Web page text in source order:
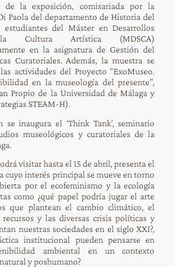
de la exposición, comisariada por la
Paola del departamento de Historia del
del Máster en Desarrollos
Cultura Artística (MDSCA)
en la asignatura de Gestión del
Curatoriales. Además, la muestra se
actividades del Proyecto “ExoMuseo.
en la museología del presente”,
Propio de la Universidad de Málaga y
STEAM-H).
se inaugura el ‘Think Tank’, seminario
museológicos y curatoriales de la
visitar hasta el 15 de abril, presenta el
cuyo interés principal se mueve en torno
por el ecofeminismo y la ecología
como ¿qué papel podría jugar el arte
que plantean el cambio climático, el
y las diversas crisis políticas y
nuestras sociedades en el siglo XXI?,
institucional pueden pensarse en
ambiental en un contexto
y poshumano?